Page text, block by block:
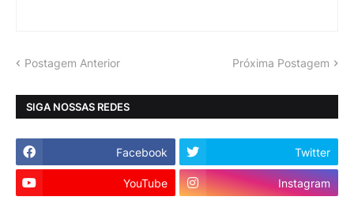
Postagem Anterior Próxima Postagem
SIGA NOSSAS REDES
Facebook Twitter
YouTube Instagram